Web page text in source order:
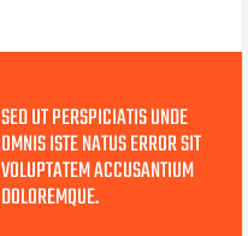
SED UT PERSPICIATIS UNDE
OMNIS ISTE NATUS ERROR SIT
VOLUPTATEM ACCUSANTIUM
DOLOREMQUE.